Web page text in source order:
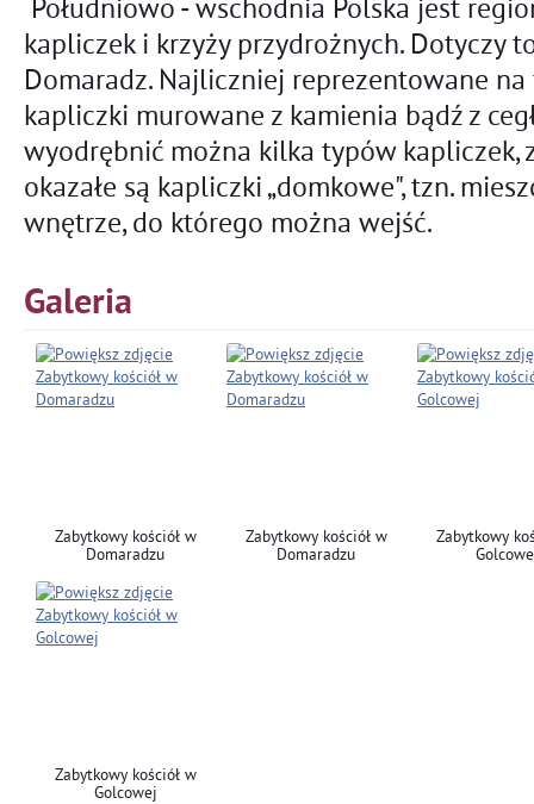
Południowo - wschodnia Polska jest
kapliczek i krzyży przydrożnych. Dotyczy
Domaradz. Najliczniej reprezentowane
kapliczki murowane z kamienia bądź z
wyodrębnić można kilka typów kapliczek,
okazałe są kapliczki „domkowe", tzn.
wnętrze, do którego można wejść.
Galeria
Zabytkowy kościół w
Domaradzu
Zabytkowy kościół w
Domaradzu
Zabytkowy
Zabytkowy kościół w
Golcowej